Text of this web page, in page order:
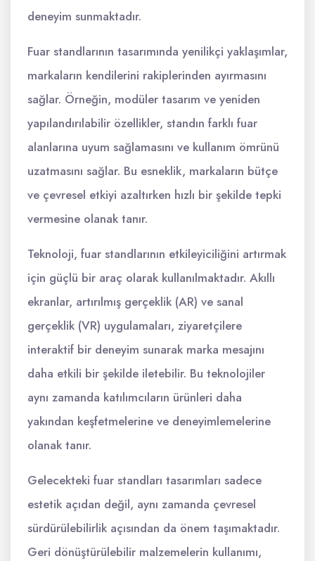
deneyim sunmaktadır.
Fuar standlarının tasarımında yenilikçi yaklaşımlar,
markaların kendilerini rakiplerinden ayırmasını
sağlar. Örneğin, modüler tasarım ve yeniden
yapılandırılabilir özellikler, standın farklı fuar
alanlarına uyum sağlamasını ve kullanım ömrünü
uzatmasını sağlar. Bu esneklik, markaların bütçe
ve çevresel etkiyi azaltırken hızlı bir şekilde tepki
vermesine olanak tanır.
Teknoloji, fuar standlarının etkileyiciliğini artırmak
için güçlü bir araç olarak kullanılmaktadır. Akıllı
ekranlar, artırılmış gerçeklik (AR) ve sanal
gerçeklik (VR) uygulamaları, ziyaretçilere
interaktif bir deneyim sunarak marka mesajını
daha etkili bir şekilde iletebilir. Bu teknolojiler
aynı zamanda katılımcıların ürünleri daha
yakından keşfetmelerine ve deneyimlemelerine
olanak tanır.
Gelecekteki fuar standları tasarımları sadece
estetik açıdan değil, aynı zamanda çevresel
sürdürülebilirlik açısından da önem taşımaktadır.
Geri dönüştürülebilir malzemelerin kullanımı,